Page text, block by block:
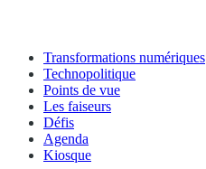
Transformations numériques
Technopolitique
Points de vue
Les faiseurs
Défis
Agenda
Kiosque